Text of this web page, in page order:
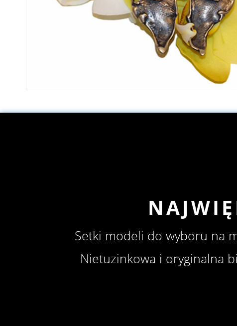
Setki modeli do wyboru na
Nietuzinkowa i oryginalna